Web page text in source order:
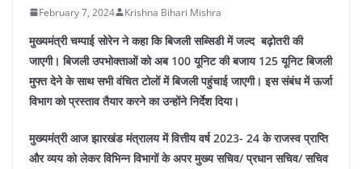
February 7, 2024 Krishna Bihari Mishra
मुख्यमंत्री चम्पाई सोरेन ने कहा कि बिजली सब्सिडी में जल्द बढ़ोतरी की
जाएगी। बिजली उपभोक्ताओं को अब 100 यूनिट की बजाय 125 यूनिट बिजली
मुफ्त देने के साथ सभी वंचित टोलों में बिजली पहुंचाई जाएगी। इस संबंध में ऊर्जा
विभाग को प्रस्ताव तैयार करने का उन्होंने निर्देश दिया।
मुख्यमंत्री आज झारखंड मंत्रालय में वित्तीय वर्ष 2023- 24 के राजस्व प्राप्ति
और व्यय को लेकर विभिन्न विभागों के अपर मुख्य सचिव/ प्रधान सचिव/ सचिव